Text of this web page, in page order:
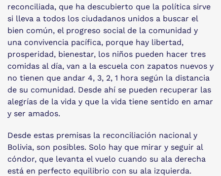
reconciliada, que ha descubierto que la política sirve
si lleva a todos los ciudadanos unidos a buscar el
bien común, el progreso social de la comunidad y
una convivencia pacífica, porque hay libertad,
prosperidad, bienestar, los niños pueden hacer tres
comidas al día, van a la escuela con zapatos nuevos y
no tienen que andar 4, 3, 2, 1 hora según la distancia
de su comunidad. Desde ahí se pueden recuperar las
alegrías de la vida y que la vida tiene sentido en amar
y ser amados.
Desde estas premisas la reconciliación nacional y
Bolivia, son posibles. Solo hay que mirar y seguir al
cóndor, que levanta el vuelo cuando su ala derecha
está en perfecto equilibrio con su ala izquierda.